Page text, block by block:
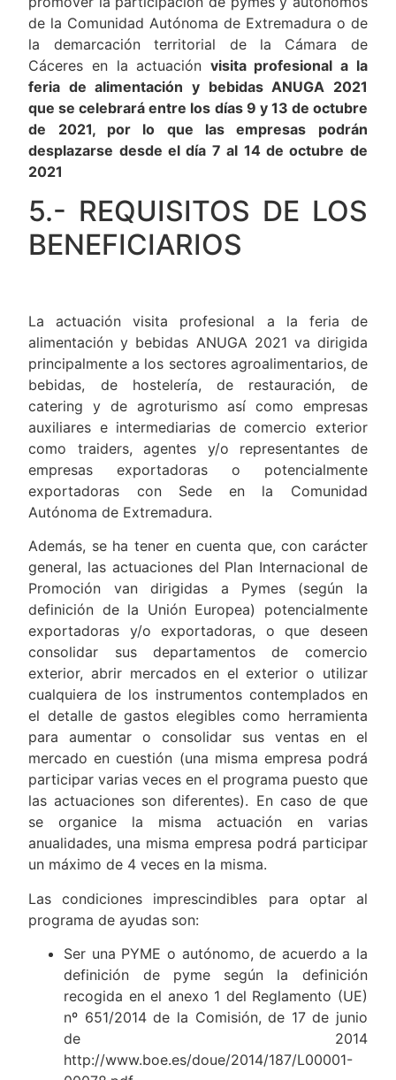
de la Comunidad Autónoma de Extremadura o de
la demarcación territorial de la Cámara de
Cáceres en la actuación visita profesional a la
feria de alimentación y bebidas ANUGA 2021
que se celebrará entre los días 9 y 13 de octubre
de 2021, por lo que las empresas podrán
desplazarse desde el día 7 al 14 de octubre de
2021
5.- REQUISITOS DE LOS
BENEFICIARIOS
La actuación visita profesional a la feria de
alimentación y bebidas ANUGA 2021 va dirigida
principalmente a los sectores agroalimentarios, de
bebidas, de hostelería, de restauración, de
catering y de agroturismo así como empresas
auxiliares e intermediarias de comercio exterior
como traiders, agentes y/o representantes de
empresas exportadoras o potencialmente
exportadoras con Sede en la Comunidad
Autónoma de Extremadura.
Además, se ha tener en cuenta que, con carácter
general, las actuaciones del Plan Internacional de
Promoción van dirigidas a Pymes (según la
definición de la Unión Europea) potencialmente
exportadoras y/o exportadoras, o que deseen
consolidar sus departamentos de comercio
exterior, abrir mercados en el exterior o utilizar
cualquiera de los instrumentos contemplados en
el detalle de gastos elegibles como herramienta
para aumentar o consolidar sus ventas en el
mercado en cuestión (una misma empresa podrá
participar varias veces en el programa puesto que
las actuaciones son diferentes). En caso de que
se organice la misma actuación en varias
anualidades, una misma empresa podrá participar
un máximo de 4 veces en la misma.
Las condiciones imprescindibles para optar al
programa de ayudas son:
Ser una PYME o autónomo, de acuerdo a la
definición de pyme según la definición
recogida en el anexo 1 del Reglamento (UE)
nº 651/2014 de la Comisión, de 17 de junio
de 2014
http://www.boe.es/doue/2014/187/L00001-